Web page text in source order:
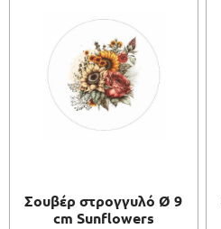
Σουβέρ στρογγυλό Ø 9
cm Sunflowers